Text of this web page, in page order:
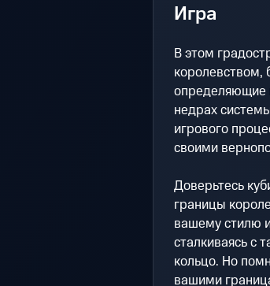
Игра
В этом
королевством,
определяющие
недрах
игрового
своими
Доверьтесь
границы
вашему стилю
сталкиваясь
кольцо. Но
вашими